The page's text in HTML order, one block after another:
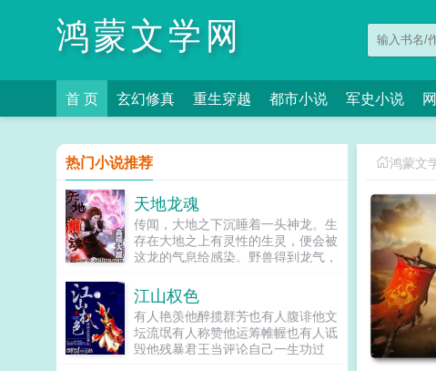
鸿蒙文学网
首 页 玄幻修真 重生穿越 都市小说 军史小说
鸿蒙文
热门小说推荐
天地龙魂
传闻，大地之下沉睡着一头神龙。生
存在大地之上有灵性的生灵，便会被
这龙的气息给感染。野兽得到龙气，
野猪龙，可爱的水泡泡鱼龙兽。而
人，吸收到了龙的气息之后，为了守
护其他人类则会变成强大的龙战士。
他们自称龙裔，龙的传人！人们称呼
他们为龙玄。这个故事，就是讲龙
江山权色
有人艳羡他醉揽群芳也有人腹诽他文
坛流氓有人称赞他运筹帷幄也有人诋
毁他残暴君王当评论自己一生功过